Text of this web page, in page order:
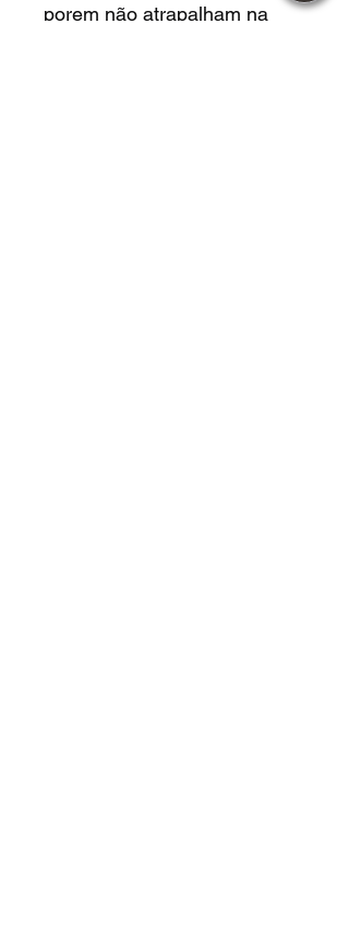
porem não atrapalham na